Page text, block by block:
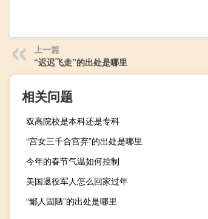
上一篇
“迟迟飞走”的出处是哪里
相关问题
双高院校是本科还是专科
“宫女三千合宫弃”的出处是哪里
今年的春节气温如何控制
美国退役军人怎么回家过年
“鄙人固陋”的出处是哪里